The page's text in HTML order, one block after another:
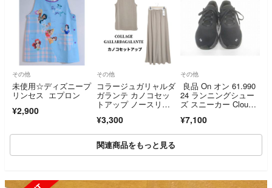
その他
未使用☆ディズニープ
リンセス エプロン
¥2,900
その他
コラージュガリャルダ
ガランテ カノコセッ
トアップ ノースリー
¥3,300
その他
良品 On オン 61.990
24 ランニングシュー
ズ スニーカー Cloudm
スター 23.5cm ブラッ
ク 黒 レディース
¥7,100
関連商品をもっと見る